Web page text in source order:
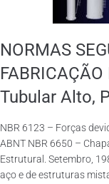
NORMAS
Tubular Alto,
NBR 6123 – Forças
ABNT NBR 6650 –
Estrutural. Setembro,
aço e de estruturas